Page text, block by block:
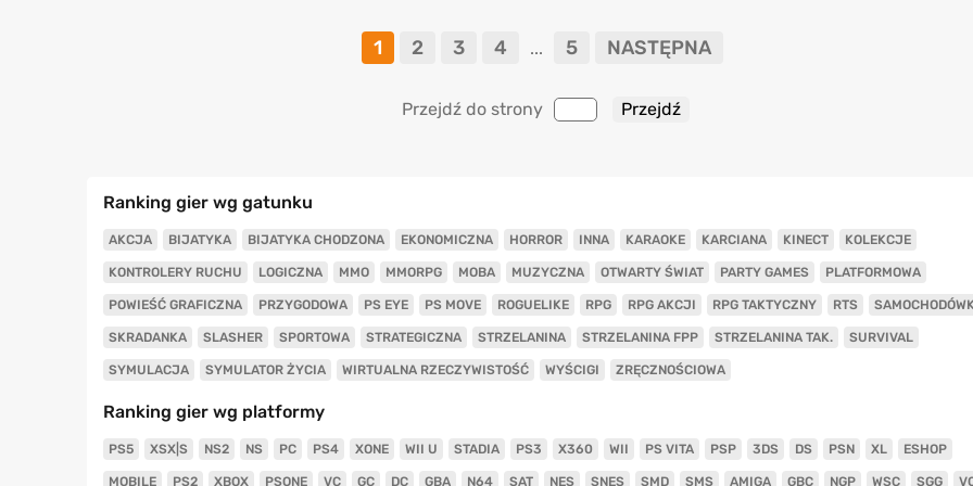
1 2 3 4 ... 5 NASTĘPNA
Przejdź do strony
Ranking gier wg gatunku
AKCJA BIJATYKA BIJATYKA CHODZONA EKONOMICZNA HORROR INNA KARAOKE KARCIANA KINECT KOLEKCJE
KONTROLERY RUCHU LOGICZNA MMO MMORPG MOBA MUZYCZNA OTWARTY ŚWIAT PARTY GAMES PLATFORMOWA
POWIEŚĆ GRAFICZNA PRZYGODOWA PS EYE PS MOVE ROGUELIKE RPG RPG AKCJI RPG TAKTYCZNY RTS
SKRADANKA SLASHER SPORTOWA STRATEGICZNA STRZELANINA STRZELANINA FPP STRZELANINA TAK. SURVIVAL
SYMULACJA SYMULATOR ŻYCIA WIRTUALNA RZECZYWISTOŚĆ WYŚCIGI ZRĘCZNOŚCIOWA
Ranking gier wg platformy
PS5 XSX|S NS2 NS PC PS4 XONE WII U STADIA PS3 X360 WII PS VITA PSP 3DS DS PSN XL ESHOP
MOBILE PS2 XBOX PSONE VC GC DC GBA N64 SAT NES SNES SMD SMS AMIGA GBC NGP WSC SGG